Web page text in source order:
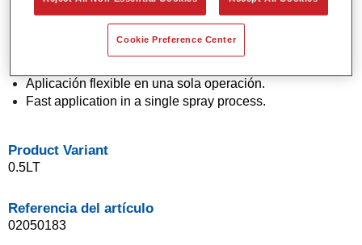
Excelente control de moteado.
Excelentes propiedades de flujo.
Aplicación flexible en una sola operación.
Fast application in a single spray process.
Product Variant
0.5LT
Referencia del artículo
02050183
Cookie Preference Center